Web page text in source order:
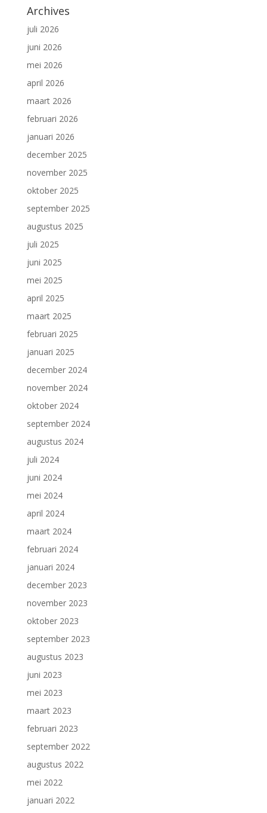
Archives
juli 2026
juni 2026
mei 2026
april 2026
maart 2026
februari 2026
januari 2026
december 2025
november 2025
oktober 2025
september 2025
augustus 2025
juli 2025
juni 2025
mei 2025
april 2025
maart 2025
februari 2025
januari 2025
december 2024
november 2024
oktober 2024
september 2024
augustus 2024
juli 2024
juni 2024
mei 2024
april 2024
maart 2024
februari 2024
januari 2024
december 2023
november 2023
oktober 2023
september 2023
augustus 2023
juni 2023
mei 2023
maart 2023
februari 2023
september 2022
augustus 2022
mei 2022
januari 2022